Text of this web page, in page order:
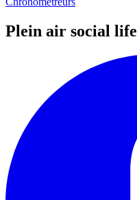
Plein air social life